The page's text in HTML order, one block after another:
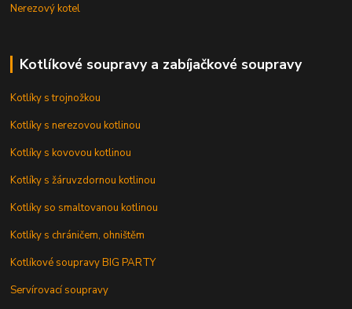
Nerezový kotel
Kotlíkové soupravy a zabíjačkové soupravy
Kotlíky s trojnožkou
Kotlíky s nerezovou kotlinou
Kotlíky s kovovou kotlinou
Kotlíky s žáruvzdornou kotlinou
Kotlíky so smaltovanou kotlinou
Kotlíky s chráničem, ohništěm
Kotlíkové soupravy BIG PARTY
Servírovací soupravy